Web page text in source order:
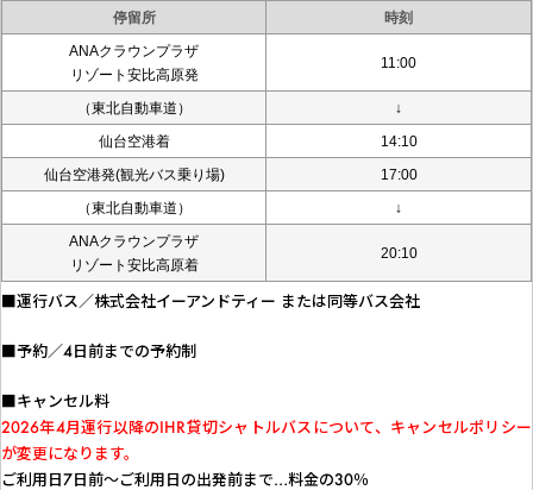
停留所
時刻
ANAクラウンプラザ
リゾート安比高原発
11:00
（東北自動車道）
↓
仙台空港着
14:10
仙台空港発(観光バス乗り場)
17:00
（東北自動車道）
↓
ANAクラウンプラザ
リゾート安比高原着
20:10
■運行バス／株式会社イーアンドティー または同等バス会社
■予約／4日前までの予約制
■キャンセル料
2026年4月運行以降のIHR貸切シャトルバスについて、キャンセルポリシー
が変更になります。
ご利用日7日前～ご利用日の出発前まで…料金の30％